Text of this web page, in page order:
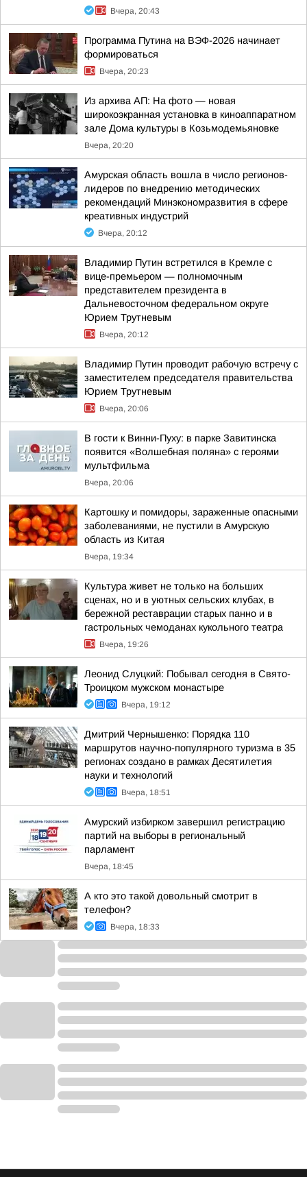
Вчера, 20:43
Программа Путина на ВЭФ-2026 начинает
формироваться
Вчера, 20:23
Из архива АП: На фото — новая
широкоэкранная установка в киноаппаратном
зале Дома культуры в Козьмодемьяновке
Вчера, 20:20
Амурская область вошла в число регионов-
лидеров по внедрению методических
рекомендаций Минэкономразвития в сфере
креативных индустрий
Вчера, 20:12
Владимир Путин встретился в Кремле с
вице-премьером — полномочным
представителем президента в
Дальневосточном федеральном округе
Юрием Трутневым
Вчера, 20:12
Владимир Путин проводит рабочую встречу с
заместителем председателя правительства
Юрием Трутневым
Вчера, 20:06
В гости к Винни-Пуху: в парке Завитинска
появится «Волшебная поляна» с героями
мультфильма
Вчера, 20:06
Картошку и помидоры, зараженные опасными
заболеваниями, не пустили в Амурскую
область из Китая
Вчера, 19:34
Культура живет не только на больших
сценах, но и в уютных сельских клубах, в
бережной реставрации старых панно и в
гастрольных чемоданах кукольного театра
Вчера, 19:26
Леонид Слуцкий: Побывал сегодня в Свято-
Троицком мужском монастыре
Вчера, 19:12
Дмитрий Чернышенко: Порядка 110
маршрутов научно-популярного туризма в 35
регионах создано в рамках Десятилетия
науки и технологий
Вчера, 18:51
Амурский избирком завершил регистрацию
партий на выборы в региональный
парламент
Вчера, 18:45
А кто это такой довольный смотрит в
телефон?
Вчера, 18:33